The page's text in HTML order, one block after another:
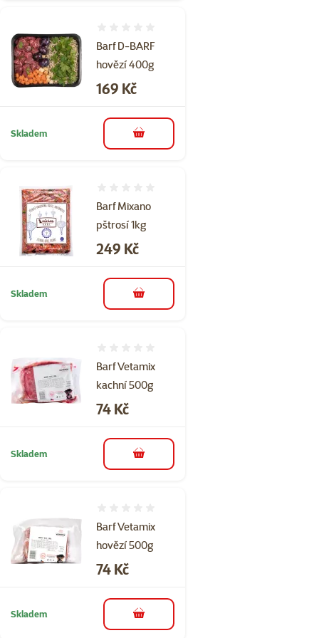
Barf D-BARF
hovězí 400g
Cena
169 Kč
Skladem do košíku
Barf Mixano
pštrosí 1kg
Cena
249 Kč
Skladem do košíku
Barf Vetamix
kachní 500g
Cena
74 Kč
Skladem do košíku
Barf Vetamix
hovězí 500g
Cena
74 Kč
Skladem do košíku